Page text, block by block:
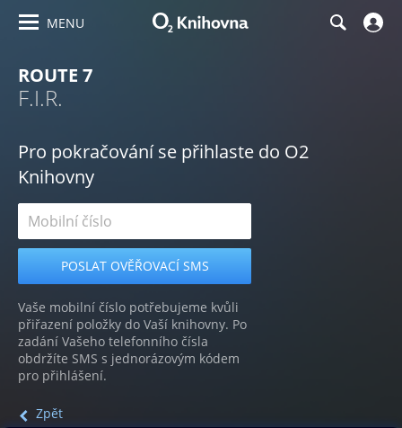
MENU
ROUTE 7
F.I.R.
Pro pokračování se přihlaste do O2
Knihovny
Vaše mobilní číslo potřebujeme kvůli
přiřazení položky do Vaší knihovny. Po
zadání Vašeho telefonního čísla
obdržíte SMS s jednorázovým kódem
pro přihlášení.
Zpět